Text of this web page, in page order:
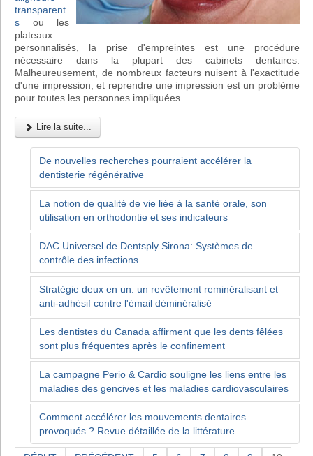
transparent
s ou les
plateaux
personnalisés, la prise d'empreintes est une procédure
nécessaire dans la plupart des cabinets dentaires.
Malheureusement, de nombreux facteurs nuisent à l'exactitude
d'une impression, et reprendre une impression est un problème
pour toutes les personnes impliquées.
Lire la suite...
De nouvelles recherches pourraient accélérer la
dentisterie régénérative
La notion de qualité de vie liée à la santé orale, son
utilisation en orthodontie et ses indicateurs
DAC Universel de Dentsply Sirona: Systèmes de
contrôle des infections
Stratégie deux en un: un revêtement reminéralisant et
anti-adhésif contre l'émail déminéralisé
Les dentistes du Canada affirment que les dents fêlées
sont plus fréquentes après le confinement
La campagne Perio & Cardio souligne les liens entre les
maladies des gencives et les maladies cardiovasculaires
Comment accélérer les mouvements dentaires
provoqués ? Revue détaillée de la littérature